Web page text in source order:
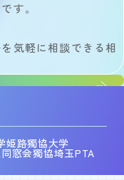
す。
気軽に相談できる相
姫路獨協大学
窓会獨協埼玉PTA